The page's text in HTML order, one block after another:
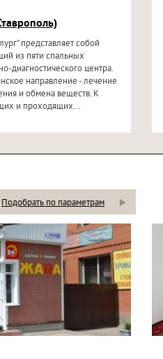
представляет собой
из пяти спальных
диагностического центра.
направление - лечение
и обмена веществ. К
и проходящих...
Подобрать по параметрам